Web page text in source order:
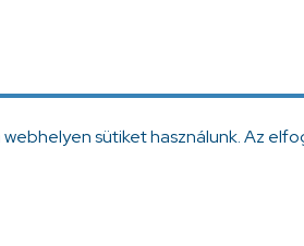
sütiket használunk. Az